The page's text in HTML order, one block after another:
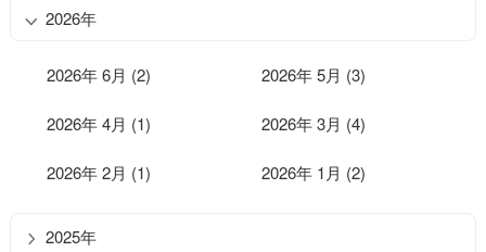
2026年
2026年 6月 (2) 2026年 5月 (3)
2026年 4月 (1) 2026年 3月 (4)
2026年 2月 (1) 2026年 1月 (2)
2025年